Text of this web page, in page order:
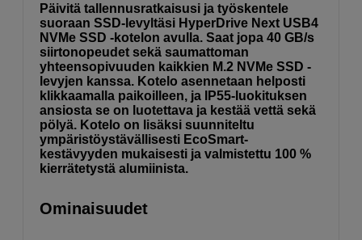
Päivitä tallennusratkaisusi ja työskentele
suoraan SSD-levyltäsi HyperDrive Next USB4
NVMe SSD -kotelon avulla. Saat jopa 40 GB/s
siirtonopeudet sekä saumattoman
yhteensopivuuden kaikkien M.2 NVMe SSD -
levyjen kanssa. Kotelo asennetaan helposti
klikkaamalla paikoilleen, ja IP55-luokituksen
ansiosta se on luotettava ja kestää vettä sekä
pölyä. Kotelo on lisäksi suunniteltu
ympäristöystävällisesti EcoSmart-
kestävyyden mukaisesti ja valmistettu 100 %
kierrätetystä alumiinista.
Ominaisuudet